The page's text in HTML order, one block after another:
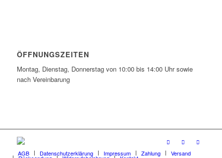
ÖFFNUNGSZEITEN
Montag, Dienstag, Donnerstag von 10:00 bis 14:00 Uhr sowie
nach Vereinbarung
AGB Datenschutzerklärung Impressum Zahlung Versand